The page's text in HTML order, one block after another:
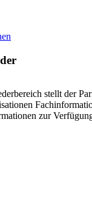
stellt der
zur